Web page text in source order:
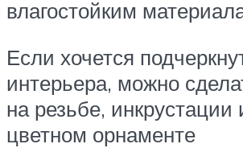
влагостойким
Если хочется
интерьера, можно
на резьбе, инкрустации
цветном орнаменте